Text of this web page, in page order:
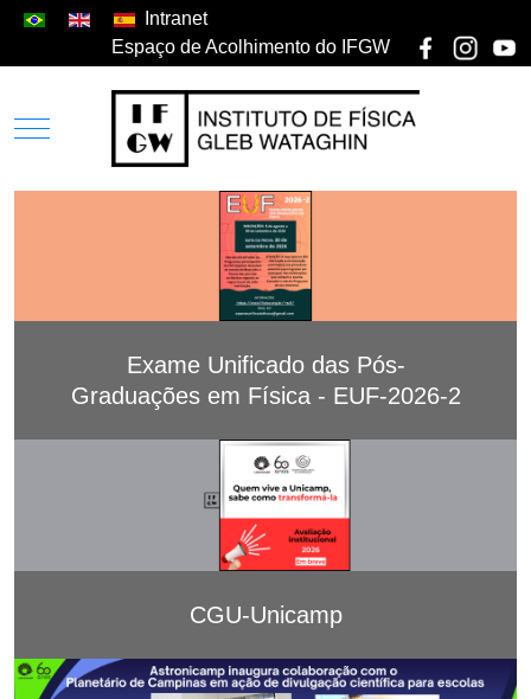
Intranet
Espaço de Acolhimento do IFGW
Exame Unificado das Pós-
Graduações em Física - EUF-2026-2
CGU-Unicamp